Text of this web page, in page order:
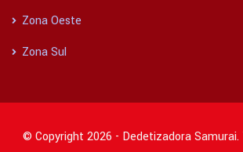
Zona Oeste
Zona Sul
© Copyright 2026 - Dedetizadora Samurai.